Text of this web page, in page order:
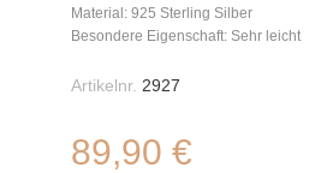
Material: 925 Sterling Silber
Besondere Eigenschaft: Sehr leicht
Artikelnr. 2927
89,90 €